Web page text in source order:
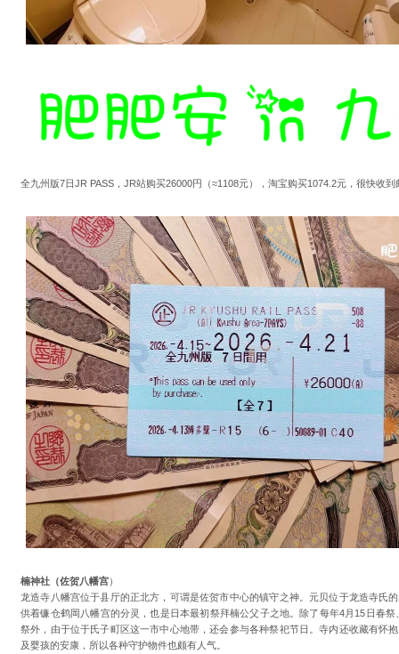
全九州版7日JR PASS，JR站购买26000円（≈1108元），淘宝购买1074.2元，很快收
楠神社（佐贺八幡宫）
龙造寺八幡宫位于县厅的正北方，可谓是佐贺市中心的镇守之神。元贝位于龙造寺氏
供着镰仓鹤岡八幡宫的分灵，也是日本最初祭拜楠公父子之地。除了每年4月15日春
祭外，由于位于氏子町区这一市中心地带，还会参与各种祭祀节日。寺内还收藏有怀
及婴孩的安康，所以各种守护物件也颇有人气。